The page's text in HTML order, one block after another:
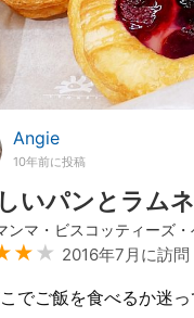
Angie
10年前に投稿
いパンとラム
ンマ・ビスコッティーズ
★ 2016年7月に訪問
でご飯を食べるか迷